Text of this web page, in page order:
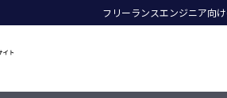
フリーランスエンジニア向